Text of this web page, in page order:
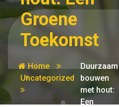
Groene
Toekomst
Home
Uncategorized
Duurzaam
bouwen
met hout:
Een